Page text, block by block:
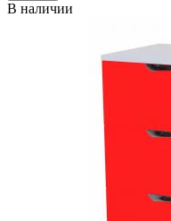
В наличии